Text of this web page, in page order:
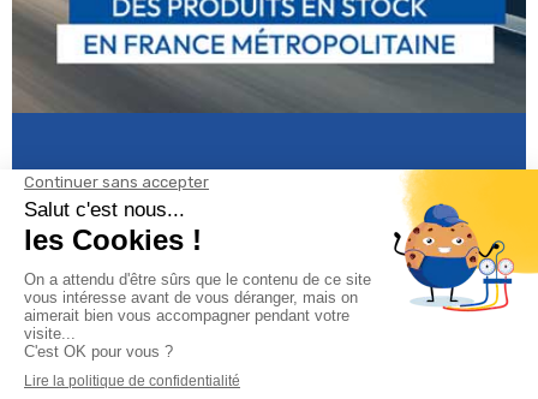
Informations